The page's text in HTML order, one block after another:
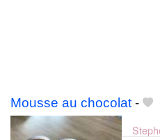
Mousse au chocolat -